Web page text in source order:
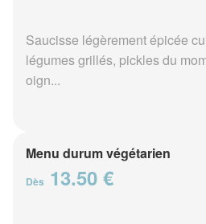
Saucisse légèrement épicée
légumes grillés, pickles du
oign...
Menu durum végétarien
Dès 13.50 €